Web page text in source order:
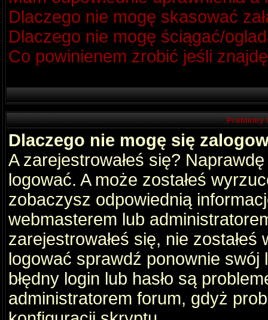
Dlaczego nie mogę skasować
Dlaczego nie mogę ściągać/
Co powinienem zrobić jeśli
Problemy
Dlaczego nie mogę się
A zarejestrowałeś się?
logować. A może zostałeś
zobaczysz odpowiednią
webmasterem lub
zarejestrowałeś się, nie
logować sprawdź ponownie swój
błędny login lub hasło są
administratorem forum, gdyż